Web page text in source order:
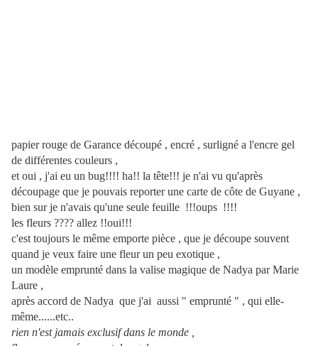
papier rouge de Garance découpé , encré , surligné a l'encre gel
de différentes couleurs ,
et oui , j'ai eu un bug!!!! ha!! la tête!!! je n'ai vu qu'après
découpage que je pouvais reporter une carte de côte de Guyane ,
bien sur je n'avais qu'une seule feuille !!!oups !!!!
les fleurs ???? allez !!oui!!!
c'est toujours le même emporte pièce , que je découpe souvent
quand je veux faire une fleur un peu exotique ,
un modèle emprunté dans la valise magique de Nadya par Marie
Laure ,
après accord de Nadya que j'ai aussi " emprunté " , qui elle-
même......etc..
rien n'est jamais exclusif dans le monde ,